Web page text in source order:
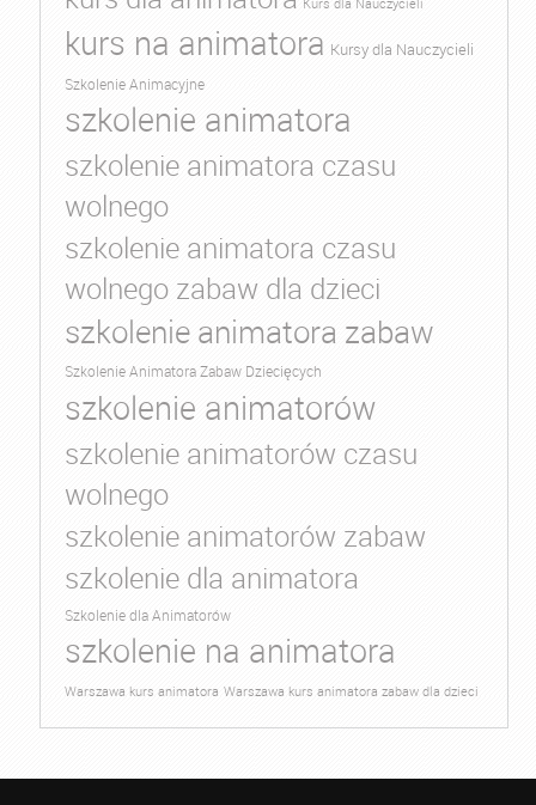
Kurs dla Nauczycieli
kurs na animatora Kursy dla Nauczycieli
Szkolenie Animacyjne
szkolenie animatora
szkolenie animatora czasu
wolnego
szkolenie animatora czasu
wolnego zabaw dla dzieci
szkolenie animatora zabaw
Szkolenie Animatora Zabaw Dziecięcych
szkolenie animatorów
szkolenie animatorów czasu
wolnego
szkolenie animatorów zabaw
szkolenie dla animatora
Szkolenie dla Animatorów
szkolenie na animatora
Warszawa kurs animatora Warszawa kurs animatora zabaw dla dzieci